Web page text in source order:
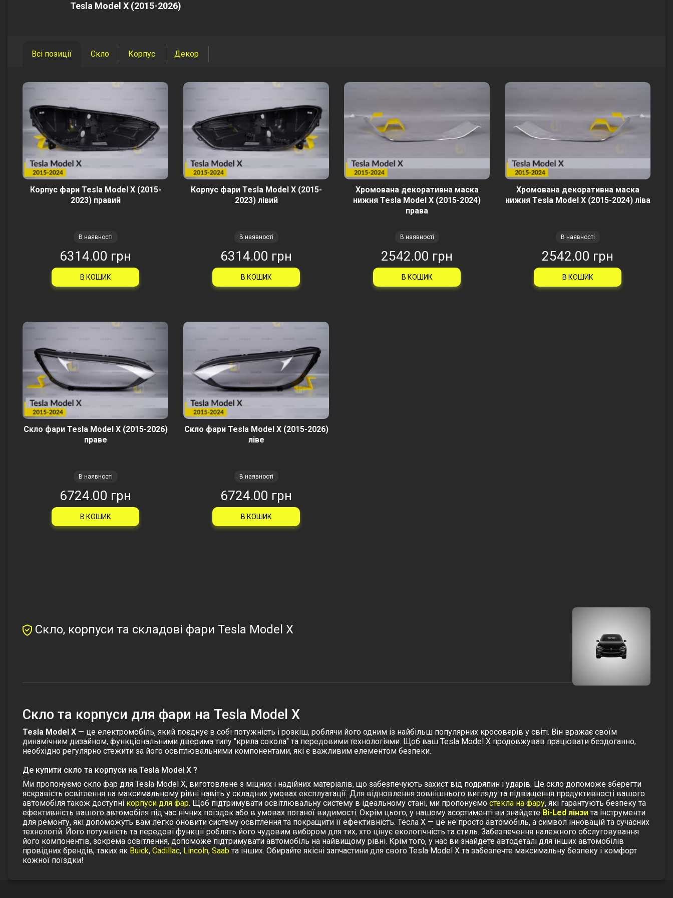
Tesla Model X (2015-2026)
Всі позиції Скло Корпус Декор
Корпус фари Tesla Model X (2015-
2023) правий
В наявності
6314.00 грн
В КОШИК
Корпус фари Tesla Model X (2015-
2023) лівий
В наявності
6314.00 грн
В КОШИК
Хромована декоративна маска
нижня Tesla Model X (2015-2024)
права
В наявності
2542.00 грн
В КОШИК
Хромована декоративна маска
нижня Tesla Model X (2015-2024) ліва
В наявності
2542.00 грн
В КОШИК
Скло фари Tesla Model X (2015-2026)
праве
В наявності
6724.00 грн
В КОШИК
Скло фари Tesla Model X (2015-2026)
ліве
В наявності
6724.00 грн
В КОШИК
Скло, корпуси та складові фари Tesla Model X
Cкло та корпуси для фари на Tesla Model X
Tesla Model X — це електромобіль, який поєднує в собі потужність і розкіш, роблячи його одним із найбільш популярних кросоверів у світі. Він вражає своїм
динамічним дизайном, функціональними дверима типу "крила сокола" та передовими технологіями. Щоб ваш Tesla Model X продовжував працювати бездоганно,
необхідно регулярно стежити за його освітлювальними компонентами, які є важливим елементом безпеки.
Де купити скло та корпуси на Tesla Model X ?
Ми пропонуємо скло фар для Tesla Model X, виготовлене з міцних і надійних матеріалів, що забезпечують захист від подряпин і ударів. Це скло допоможе зберегти
яскравість освітлення на максимальному рівні навіть у складних умовах експлуатації. Для відновлення зовнішнього вигляду та підвищення продуктивності вашого
автомобіля також доступні корпуси для фар. Щоб підтримувати освітлювальну систему в ідеальному стані, ми пропонуємо стекла на фару, які гарантують безпеку та
ефективність вашого автомобіля під час нічних поїздок або в умовах поганої видимості. Окрім цього, у нашому асортименті ви знайдете Bi-Led лінзи та інструменти
для ремонту, які допоможуть вам легко оновити систему освітлення та покращити її ефективність. Тесла X — це не просто автомобіль, а символ інновацій та сучасних
технологій. Його потужність та передові функції роблять його чудовим вибором для тих, хто цінує екологічність та стиль. Забезпечення належного обслуговування
його компонентів, зокрема освітлення, допоможе підтримувати автомобіль на найвищому рівні. Крім того, у нас ви знайдете автодеталі для інших автомобілів
провідних брендів, таких як Buick, Cadillac, Lincoln, Saab та інших. Обирайте якісні запчастини для свого Tesla Model X та забезпечте максимальну безпеку і комфорт
кожної поїздки!